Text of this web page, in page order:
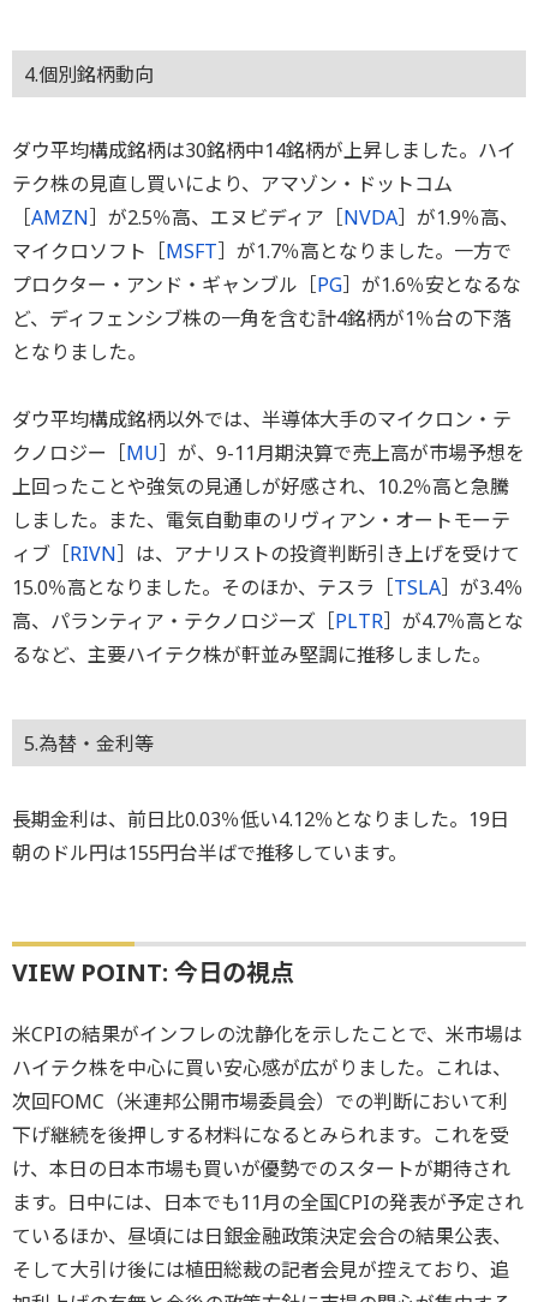
4.個別銘柄動向
ダウ平均構成銘柄は30銘柄中14銘柄が上昇しました。ハイ
テク株の見直し買いにより、アマゾン・ドットコム
［AMZN］が2.5％高、エヌビディア［NVDA］が1.9％高、
マイクロソフト［MSFT］が1.7％高となりました。一方で
プロクター・アンド・ギャンブル［PG］が1.6％安となるな
ど、ディフェンシブ株の一角を含む計4銘柄が1％台の下落
となりました。
ダウ平均構成銘柄以外では、半導体大手のマイクロン・テ
クノロジー［MU］が、9-11月期決算で売上高が市場予想を
上回ったことや強気の見通しが好感され、10.2％高と急騰
しました。また、電気自動車のリヴィアン・オートモーテ
ィブ［RIVN］は、アナリストの投資判断引き上げを受けて
15.0％高となりました。そのほか、テスラ［TSLA］が3.4％
高、パランティア・テクノロジーズ［PLTR］が4.7％高とな
るなど、主要ハイテク株が軒並み堅調に推移しました。
5.為替・金利等
長期金利は、前日比0.03％低い4.12％となりました。19日
朝のドル円は155円台半ばで推移しています。
VIEW POINT: 今日の視点
米CPIの結果がインフレの沈静化を示したことで、米市場は
ハイテク株を中心に買い安心感が広がりました。これは、
次回FOMC（米連邦公開市場委員会）での判断において利
下げ継続を後押しする材料になるとみられます。これを受
け、本日の日本市場も買いが優勢でのスタートが期待され
ます。日中には、日本でも11月の全国CPIの発表が予定され
ているほか、昼頃には日銀金融政策決定会合の結果公表、
そして大引け後には植田総裁の記者会見が控えており、追